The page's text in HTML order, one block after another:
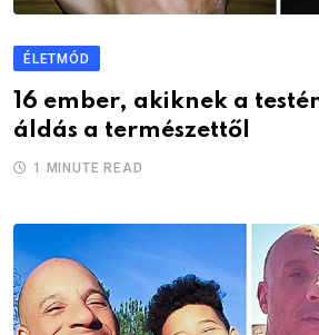
ÉLETMÓD
16 ember, akiknek a
áldás a természettől
1 MINUTE READ